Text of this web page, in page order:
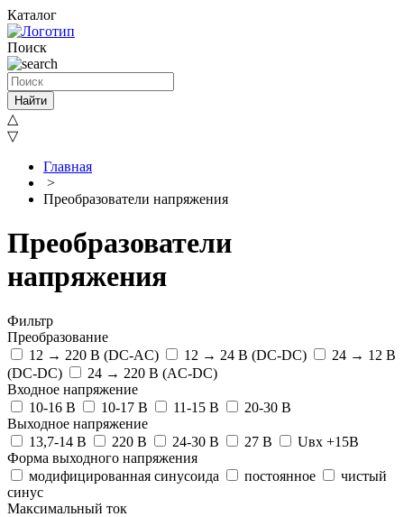
Каталог
Поиск
Найти
△
▽
Главная
>
Преобразователи напряжения
Преобразователи
напряжения
Фильтр
Преобразование
12 → 220 В (DC-AC)
12 → 24 B (DC-DC)
24 → 12 B
(DC-DC)
24 → 220 В (AC-DC)
Входное напряжение
10-16 В
10-17 В 11-15 В
20-30 В
Выходное напряжение
13,7-14 В
220 В 24-30 В 27 В
Uвх +15В
Форма выходного напряжения
модифицированная синусоида
постоянное
чистый
синус
Максимальный ток